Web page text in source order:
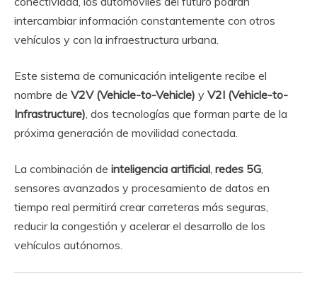
intercambiar información constantemente con otros
vehículos y con la infraestructura urbana.
Este sistema de comunicación inteligente recibe el
nombre de V2V (Vehicle-to-Vehicle) y V2I (Vehicle-to-
Infrastructure), dos tecnologías que forman parte de la
próxima generación de movilidad conectada.
La combinación de inteligencia artificial, redes 5G,
sensores avanzados y procesamiento de datos en
tiempo real permitirá crear carreteras más seguras,
reducir la congestión y acelerar el desarrollo de los
vehículos autónomos.